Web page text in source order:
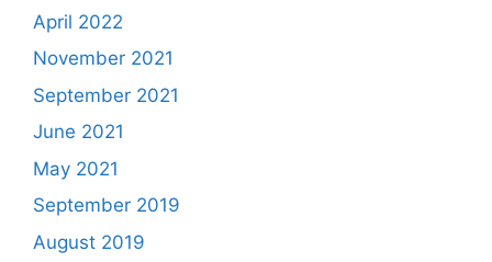
April 2022
November 2021
September 2021
June 2021
May 2021
September 2019
August 2019